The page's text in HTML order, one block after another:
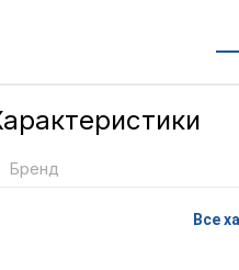
Бренд
Все